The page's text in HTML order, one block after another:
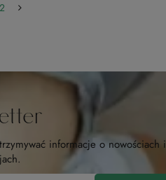
2
informacje o nowościach i